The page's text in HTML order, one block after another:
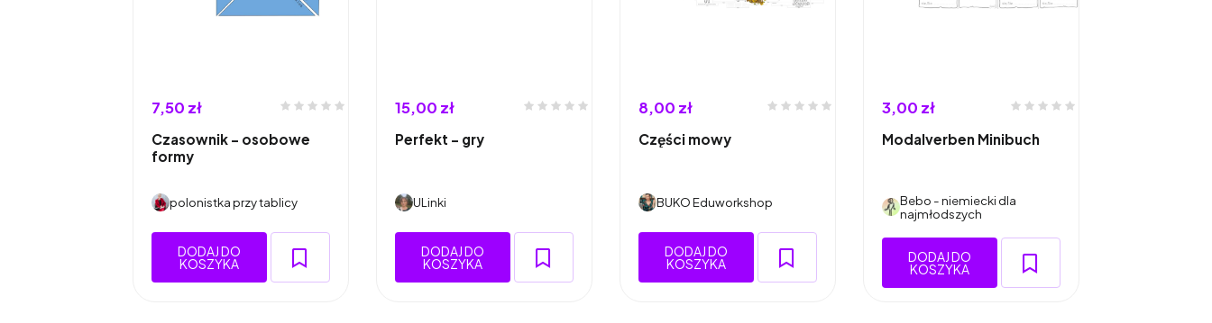
7,50 zł
Czasownik - osobowe
formy
polonistka przy tablicy
DODAJ DO
KOSZYKA
15,00 zł
Perfekt - gry
ULinki
DODAJ DO
KOSZYKA
8,00 zł
Części mowy
BUKO Eduworkshop
DODAJ DO
KOSZYKA
3,00 zł
Modalverben Minibuch
Bebo - niemiecki dla
najmłodszych
DODAJ DO
KOSZYKA